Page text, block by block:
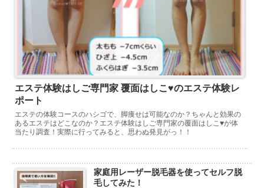
エステ体験はしご専門家 覆面はしこ♥のエステ体験レ
ポート
エステの体験コースのハシゴで、脚痩せは可能なのか？ちゃんと効果の
あるエステはどこなのか？エステ体験はしご専門家の覆面はしこ♥が体
当たり調査！実際に行ってみると、思わぬ発見がっ！！
家庭用レーザー脱毛器を使ってセルフ脱
毛してみた！